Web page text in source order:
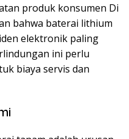
produk konsumen Di
bahwa baterai lithium
elektronik paling
ini perlu
biaya servis dan